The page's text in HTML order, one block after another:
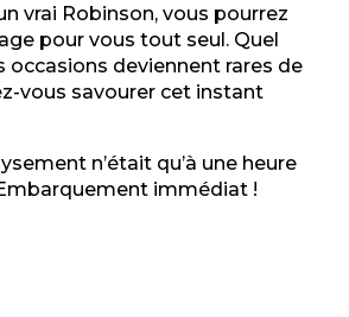
vrai Robinson, vous pourrez
pour vous tout seul. Quel
occasions deviennent rares de
vous savourer cet instant
n’était qu’à une heure
immédiat !